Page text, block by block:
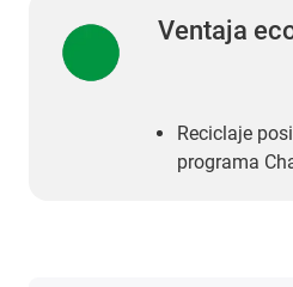
Ventaja
Reciclaje
programa